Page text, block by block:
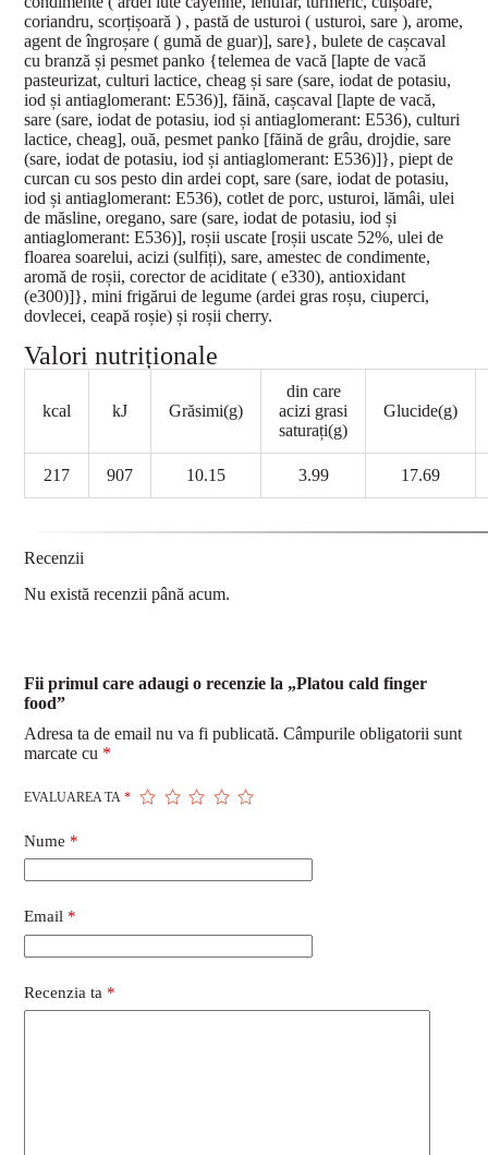
coriandru, scorțișoară ) , pastă de usturoi ( usturoi, sare ), arome,
agent de îngroșare ( gumă de guar)], sare}, bulete de cașcaval
cu branză și pesmet panko {telemea de vacă [lapte de vacă
pasteurizat, culturi lactice, cheag și sare (sare, iodat de potasiu,
iod și antiaglomerant: E536)], făină, cașcaval [lapte de vacă,
sare (sare, iodat de potasiu, iod și antiaglomerant: E536), culturi
lactice, cheag], ouă, pesmet panko [făină de grâu, drojdie, sare
(sare, iodat de potasiu, iod și antiaglomerant: E536)]}, piept de
curcan cu sos pesto din ardei copt, sare (sare, iodat de potasiu,
iod și antiaglomerant: E536), cotlet de porc, usturoi, lămâi, ulei
de măsline, oregano, sare (sare, iodat de potasiu, iod și
antiaglomerant: E536)], roșii uscate [roșii uscate 52%, ulei de
floarea soarelui, acizi (sulfiți), sare, amestec de condimente,
aromă de roșii, corector de aciditate ( e330), antioxidant
(e300)]}, mini frigărui de legume (ardei gras roșu, ciuperci,
dovlecei, ceapă roșie) și roșii cherry.
Valori nutriționale
kcal kJ Grăsimi(g)
din care
acizi grasi
saturați(g)
Glucide(g)
217 907 10.15 3.99 17.69
Recenzii
Nu există recenzii până acum.
Fii primul care adaugi o recenzie la „Platou cald finger
food”
Adresa ta de email nu va fi publicată. Câmpurile obligatorii sunt
marcate cu *
EVALUAREA TA*
Nume *
Email *
Recenzia ta *